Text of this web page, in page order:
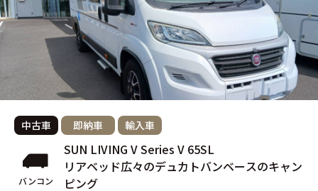
中古車 即納車 輸入車
バンコン
SUN LIVING V Series V 65SL
リアベッド広々のデュカトバンベースのキャン
ピング